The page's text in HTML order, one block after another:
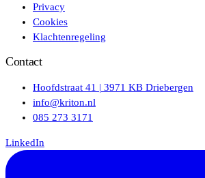
Privacy
Cookies
Klachtenregeling
Contact
Hoofdstraat 41 | 3971 KB Driebergen
info@kriton.nl
085 273 3171
LinkedIn